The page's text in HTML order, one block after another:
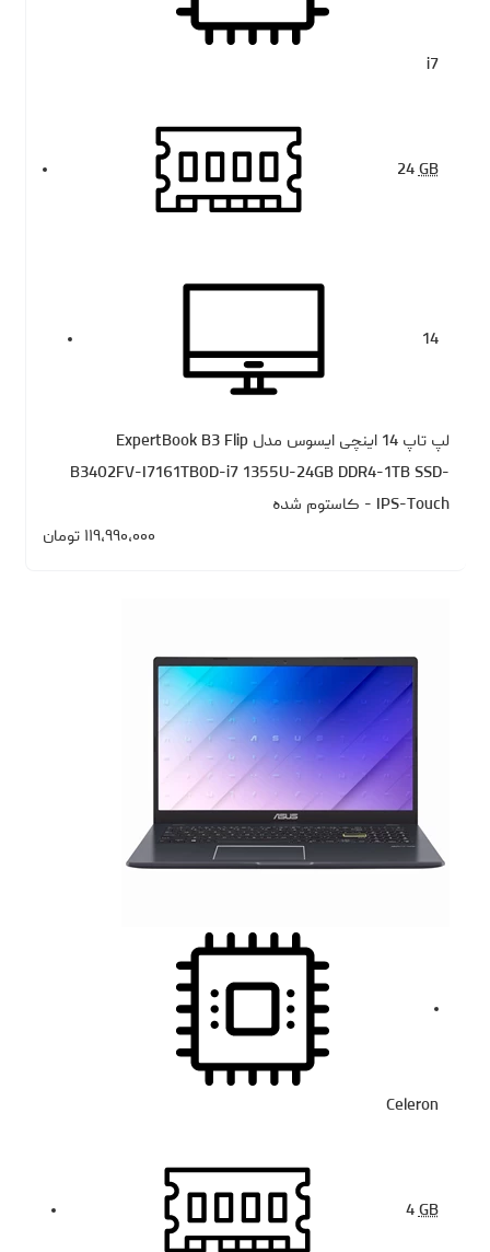
i7
24GB
14
لپ تاپ 14 اینچی ایسوس مدل ExpertBook B3 Flip
B3402FV-I7161TB0D-i7 1355U-24GB DDR4-1TB SSD-
IPS-Touch - کاستوم شده
۱۱۹،۹۹۰،۰۰۰ تومان
Celeron
4GB